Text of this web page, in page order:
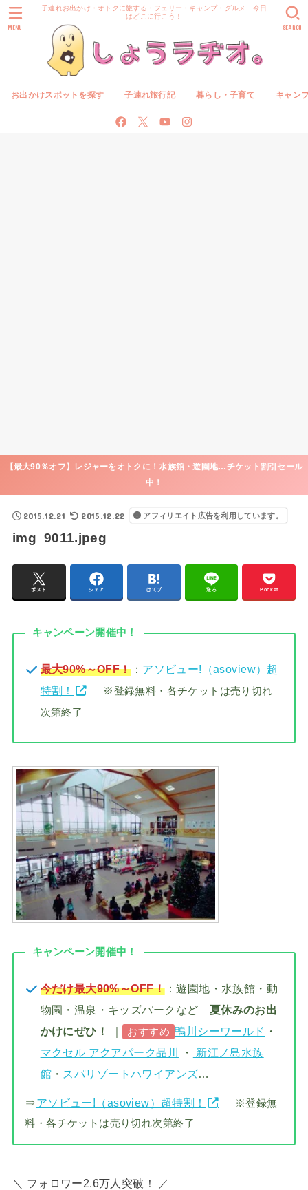
子連れお出かけ・オトクに旅する・フェリー・キャンプ・グルメ…今日
はどこに行こう！
お出かけスポットを探す 子連れ旅行記 暮らし・子育て キャン
SEARCH
MENU
【最大90％オフ】レジャーをオトクに！水族館・遊園地…チケット割引セール
中！
2015.12.21 2015.12.22 アフィリエイト広告を利用しています。
img_9011.jpeg
ポスト シェア はてブ 送る Pocket
キャンペーン開催中！
最大90%～OFF！： アソビュー!（asoview）超
特割！
※登録無料・各チケットは売り切れ
次第終了
キャンペーン開催中！
今だけ最大90%～OFF！：遊園地・水族館・動
物園・温泉・キッズパークなど 夏休みのお出
かけにぜひ！
｜ おすすめ 鴨川シーワールド ・
マクセル アクアパーク品川
・
新江ノ島水族
館 ・ スパリゾートハワイアンズ…
⇒アソビュー!（asoview）超特割！
※登録無
料・各チケットは売り切れ次第終了
＼ フォロワー2.6万人突破！ ／